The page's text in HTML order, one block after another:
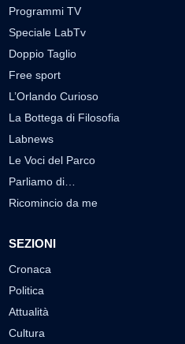
Programmi TV
Speciale LabTv
Doppio Taglio
Free sport
L’Orlando Curioso
La Bottega di Filosofia
Labnews
Le Voci del Parco
Parliamo di…
Ricomincio da me
SEZIONI
Cronaca
Politica
Attualità
Cultura